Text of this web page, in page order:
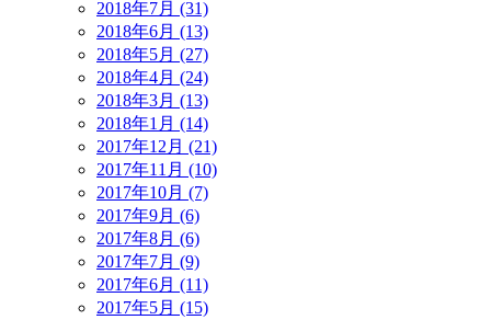
2018年7月 (31)
2018年6月 (13)
2018年5月 (27)
2018年4月 (24)
2018年3月 (13)
2018年1月 (14)
2017年12月 (21)
2017年11月 (10)
2017年10月 (7)
2017年9月 (6)
2017年8月 (6)
2017年7月 (9)
2017年6月 (11)
2017年5月 (15)